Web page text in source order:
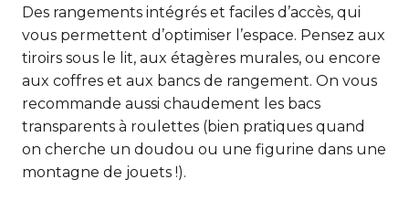
Des rangements intégrés et faciles d’accès, qui
vous permettent d’optimiser l’espace. Pensez aux
tiroirs sous le lit, aux étagères murales, ou encore
aux coffres et aux bancs de rangement. On vous
recommande aussi chaudement les bacs
transparents à roulettes (bien pratiques quand
on cherche un doudou ou une figurine dans une
montagne de jouets !).